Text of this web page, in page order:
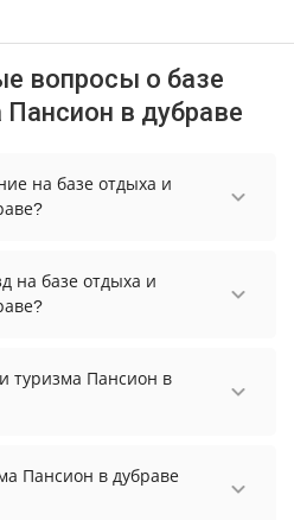
вопросы о базе
в дубраве
на базе отдыха и
начинается от 7059
актуальные цены на
на базе отдыха и
туризма Пансион в
Пансион в дубраве